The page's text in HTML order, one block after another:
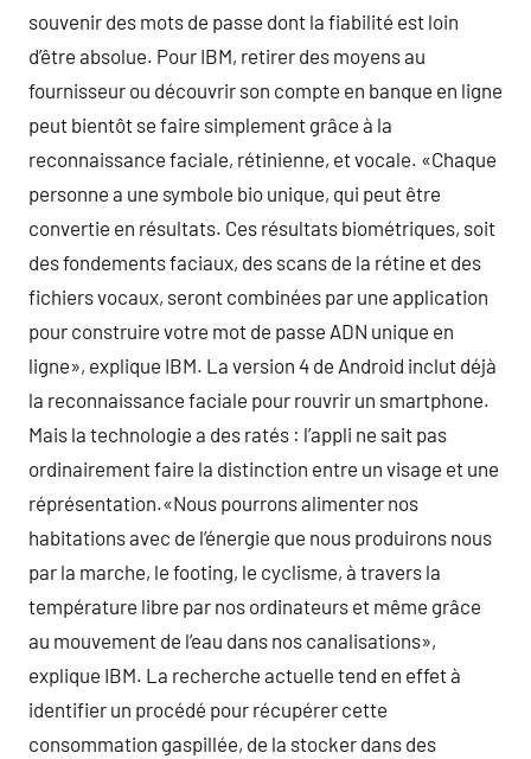
souvenir des mots de passe dont la fiabilité est loin
d’être absolue. Pour IBM, retirer des moyens au
fournisseur ou découvrir son compte en banque en ligne
peut bientôt se faire simplement grâce à la
reconnaissance faciale, rétinienne, et vocale. «Chaque
personne a une symbole bio unique, qui peut être
convertie en résultats. Ces résultats biométriques, soit
des fondements faciaux, des scans de la rétine et des
fichiers vocaux, seront combinées par une application
pour construire votre mot de passe ADN unique en
ligne», explique IBM. La version 4 de Android inclut déjà
la reconnaissance faciale pour rouvrir un smartphone.
Mais la technologie a des ratés : l’appli ne sait pas
ordinairement faire la distinction entre un visage et une
réprésentation.«Nous pourrons alimenter nos
habitations avec de l’énergie que nous produirons nous
par la marche, le footing, le cyclisme, à travers la
température libre par nos ordinateurs et même grâce
au mouvement de l’eau dans nos canalisations»,
explique IBM. La recherche actuelle tend en effet à
identifier un procédé pour récupérer cette
consommation gaspillée, de la stocker dans des